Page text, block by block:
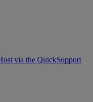
via the QuickSupport